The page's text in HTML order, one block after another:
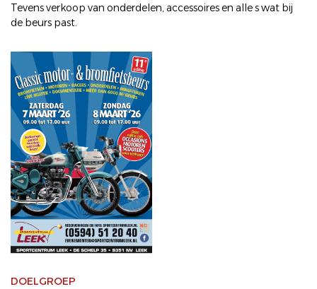
Tevens verkoop van onderdelen, accessoires en alle s wat bij
de beurs past.
DOELGROEP